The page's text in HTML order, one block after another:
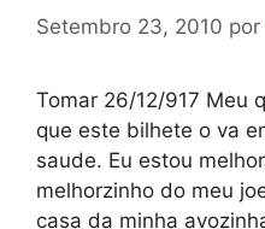
Setembro 23, 2010 por
Tomar 26/12/917 Meu
que este bilhete o va
saude. Eu estou
melhorzinho do meu
casa da minha